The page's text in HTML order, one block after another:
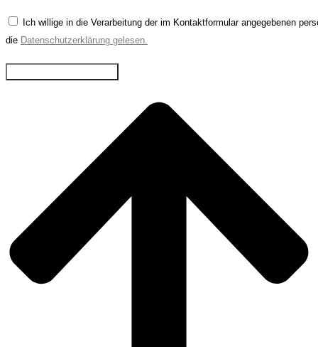
Ich willige in die Verarbeitung der im Kontaktformular angegebenen
die Datenschutzerklärung gelesen.